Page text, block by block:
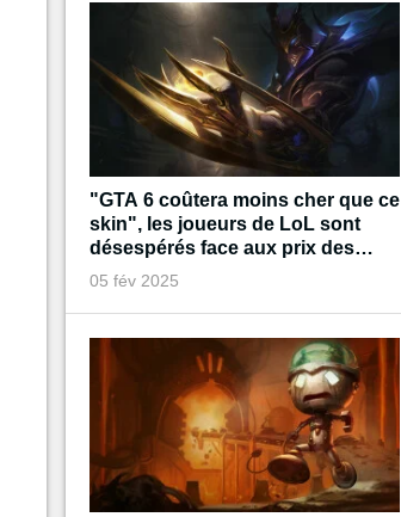
"GTA 6 coûtera moins cher que ce
skin", les joueurs de LoL sont
désespérés face aux prix des
prochains cosmétiques
05 fév 2025